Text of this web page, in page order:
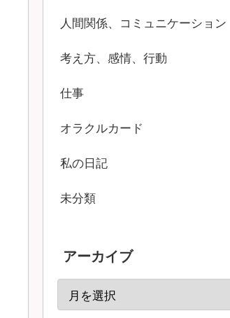
人間関係、コミュニケーション
考え方、感情、行動
仕事
オラクルカード
私の日記
未分類
アーカイブ